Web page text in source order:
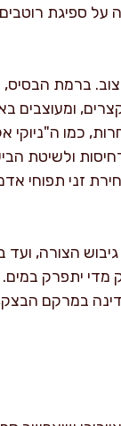
על ספיגת
ברמת הבסיס,
ומעוצבים
כמו ה"ניוקי
ולשיטת
זני תפוחי
הצורה,
מדי יתפרק
במרקם